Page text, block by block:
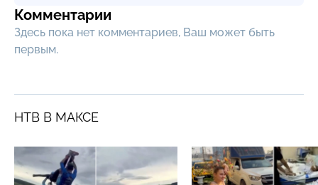
Комментарии
Здесь пока нет комментариев, Ваш может быть
первым.
НТВ В МАКСЕ